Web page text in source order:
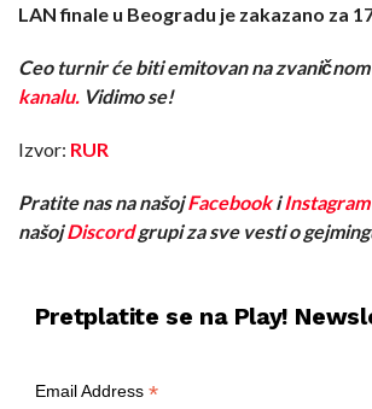
LAN finale u Beogradu je zakazano za
Ceo turnir će biti emitovan na zvaničnom
kanalu. Vidimo se!
Izvor: RUR
Pratite nas na našojFacebookiInstagram
našojDiscordgrupi za sve vesti o
Pretplatite se na Play!
Email Address *